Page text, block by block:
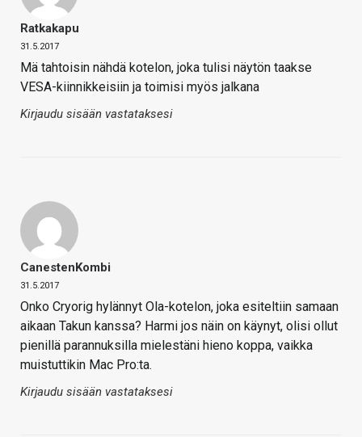
Ratkakapu
31.5.2017
Mä tahtoisin nähdä kotelon, joka tulisi näytön taakse
VESA-kiinnikkeisiin ja toimisi myös jalkana
Kirjaudu sisään vastataksesi
CanestenKombi
31.5.2017
Onko Cryorig hylännyt Ola-kotelon, joka esiteltiin samaan
aikaan Takun kanssa? Harmi jos näin on käynyt, olisi ollut
pienillä parannuksilla mielestäni hieno koppa, vaikka
muistuttikin Mac Pro:ta.
Kirjaudu sisään vastataksesi